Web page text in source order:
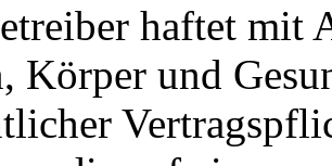
haftet mit
Körper und